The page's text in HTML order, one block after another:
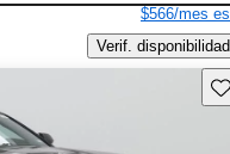
$566/mes
Verif. disponibilidad